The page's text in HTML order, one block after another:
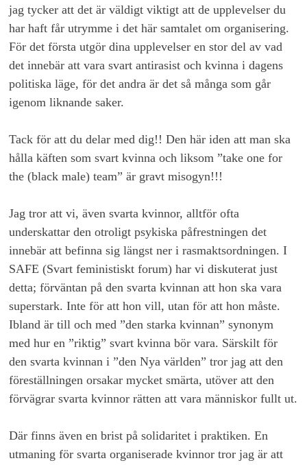
jag tycker att det är väldigt viktigt att de upplevelser du
har haft får utrymme i det här samtalet om organisering.
För det första utgör dina upplevelser en stor del av vad
det innebär att vara svart antirasist och kvinna i dagens
politiska läge, för det andra är det så många som går
igenom liknande saker.
Tack för att du delar med dig!! Den här iden att man ska
hålla käften som svart kvinna och liksom ”take one for
the (black male) team” är gravt misogyn!!!
Jag tror att vi, även svarta kvinnor, alltför ofta
underskattar den otroligt psykiska påfrestningen det
innebär att befinna sig längst ner i rasmaktsordningen. I
SAFE (Svart feministiskt forum) har vi diskuterat just
detta; förväntan på den svarta kvinnan att hon ska vara
superstark. Inte för att hon vill, utan för att hon måste.
Ibland är till och med ”den starka kvinnan” synonym
med hur en ”riktig” svart kvinna bör vara. Särskilt för
den svarta kvinnan i ”den Nya världen” tror jag att den
föreställningen orsakar mycket smärta, utöver att den
förvägrar svarta kvinnor rätten att vara människor fullt ut.
Där finns även en brist på solidaritet i praktiken. En
utmaning för svarta organiserade kvinnor tror jag är att